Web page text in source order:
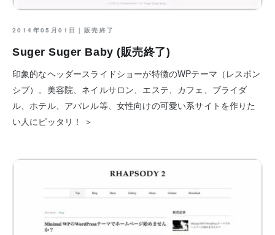
2014年05月01日｜ 販売終了
Suger Suger Baby (販売終了)
印象的なヘッダースライドショーが特徴のWPテーマ（レスポン
シブ）。美容院、ネイルサロン、エステ、カフェ、ブライダ
ル、ホテル、アパレル等、女性向けの可愛い系サイトを作りた
い人にピッタリ！ ＞